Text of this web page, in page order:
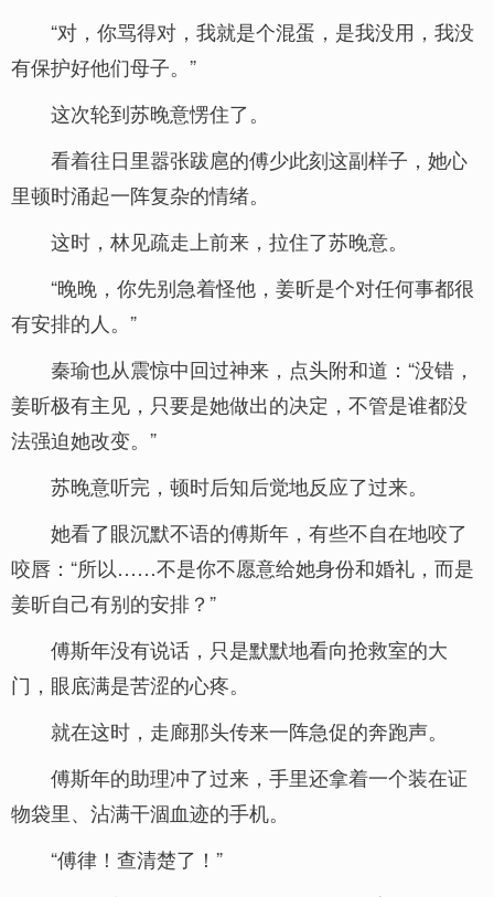
“对，你骂得对，我就是个混蛋，是我没用，我没
有保护好他们母子。”
这次轮到苏晚意愣住了。
看着往日里嚣张跋扈的傅少此刻这副样子，她心
里顿时涌起一阵复杂的情绪。
这时，林见疏走上前来，拉住了苏晚意。
“晚晚，你先别急着怪他，姜昕是个对任何事都很
有安排的人。”
秦瑜也从震惊中回过神来，点头附和道：“没错，
姜昕极有主见，只要是她做出的决定，不管是谁都没
法强迫她改变。”
苏晚意听完，顿时后知后觉地反应了过来。
她看了眼沉默不语的傅斯年，有些不自在地咬了
咬唇：“所以……不是你不愿意给她身份和婚礼，而是
姜昕自己有别的安排？”
傅斯年没有说话，只是默默地看向抢救室的大
门，眼底满是苦涩的心疼。
就在这时，走廊那头传来一阵急促的奔跑声。
傅斯年的助理冲了过来，手里还拿着一个装在证
物袋里、沾满干涸血迹的手机。
“傅律！查清楚了！”